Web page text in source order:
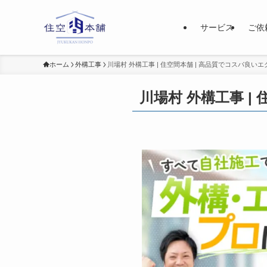
サービス ご
ホーム 外構工事 川場村 外構工事 | 住空間本舗 | 高品質でコスパ良いエ
川場村 外構工事 |